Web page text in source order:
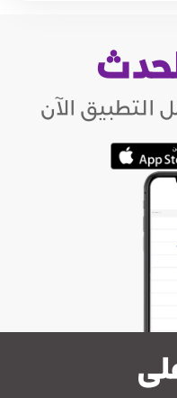
التطبيق الآن